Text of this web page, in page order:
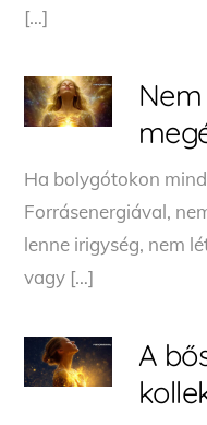
[…]
Ha bolygótokon
Forrásenergiával,
lenne irigység, nem
vagy […]
A